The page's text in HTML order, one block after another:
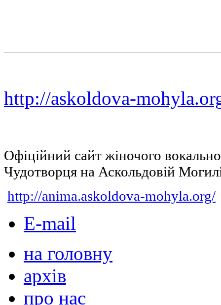
http://askoldova-
Офіційний сайт жіночого
Чудотворця на Аскольдовій
http://anima.askoldova-mohyla.org/
E-mail
на головну
архів
про нас